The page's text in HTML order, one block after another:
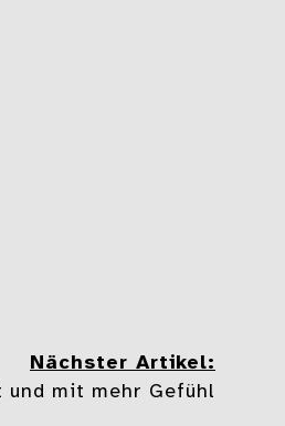
Nächster Artikel:
und mit mehr Gefühl